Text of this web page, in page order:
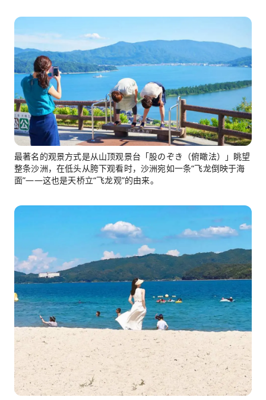
最著名的观景方式是从山顶观景台「股のぞき（俯瞰法）」眺望
整条沙洲，在低头从胯下观看时，沙洲宛如一条“飞龙倒映于海
面”——这也是天桥立“飞龙观”的由来。